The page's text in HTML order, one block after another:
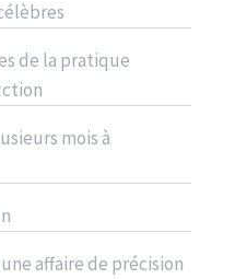
de la pratique
mois à
affaire de précision